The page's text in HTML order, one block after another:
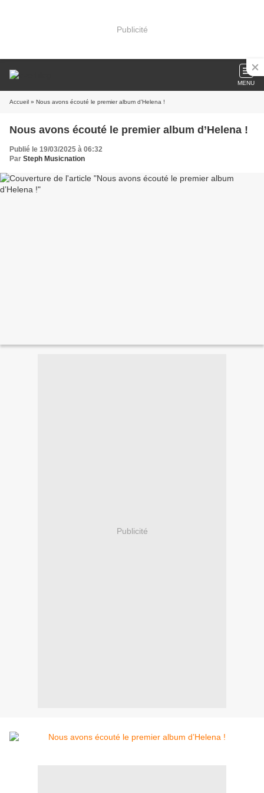
Publicité
MENU
Accueil » Nous avons écouté le premier album d’Helena !
Nous avons écouté le premier album d’Helena !
Publié le 19/03/2025 à 06:32
Par Steph Musicnation
Publicité